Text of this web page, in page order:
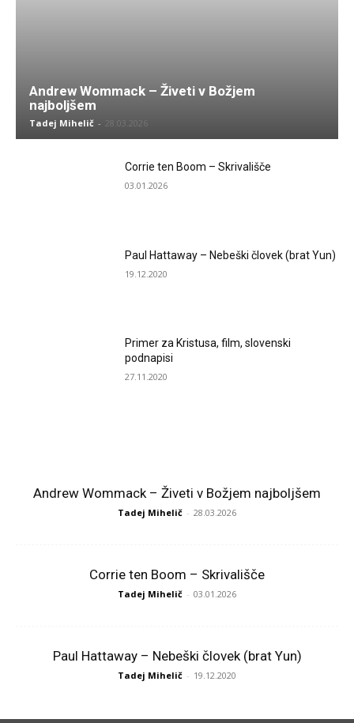
Andrew Wommack – Živeti v Božjem
najboljšem
Tadej Mihelič - 28.03.2026
Corrie ten Boom – Skrivališče
03.01.2026
Paul Hattaway – Nebeški človek (brat Yun)
19.12.2020
Primer za Kristusa, film, slovenski
podnapisi
27.11.2020
Andrew Wommack – Živeti v Božjem najboljšem
Tadej Mihelič - 28.03.2026
Corrie ten Boom – Skrivališče
Tadej Mihelič - 03.01.2026
Paul Hattaway – Nebeški človek (brat Yun)
Tadej Mihelič - 19.12.2020